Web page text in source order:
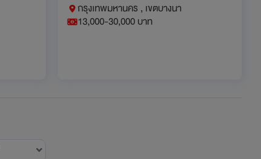
กรุงเทพมหานคร , เขตบางนา
13,000-30,000 บาท